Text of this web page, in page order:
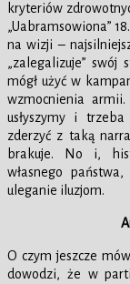
kryteriów
„Uabramsowiona”
na wizji –
„zalegalizuje” swój
mógł użyć w
wzmocnienia armii.
usłyszymy i
zderzyć z taką
brakuje. No i,
własnego
uleganie iluzjom.
O czym jeszcze
dowodzi, że w